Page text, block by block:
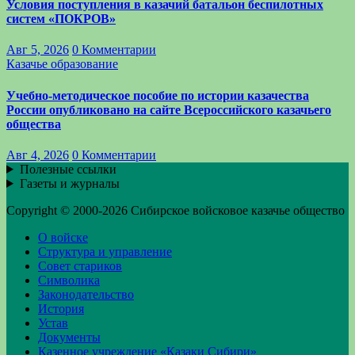
Условия поступления в казачий батальон беспилотных
систем «ПОКРОВ»
Авг 5, 2026 0 Комментарии
Казачье образование
Учебно-методическое пособие по истории казачества
России опубликовано на сайте Всероссийского казачьего
общества
Авг 4, 2026 0 Комментарии
Полезные ссылки
Газеты и журналы
Copyright © 2000-2026 Сибирское войсковое казачье общество
О войске
Структура и управление
Совет стариков
Символика
Законодательство
История
Устав
Документы
Казенное учреждение «Казаки Сибири»